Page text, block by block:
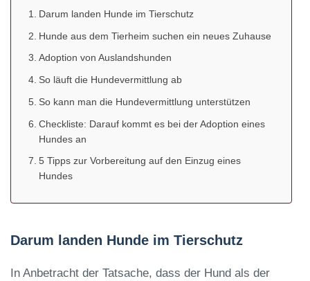
Darum landen Hunde im Tierschutz
Hunde aus dem Tierheim suchen ein neues Zuhause
Adoption von Auslandshunden
So läuft die Hundevermittlung ab
So kann man die Hundevermittlung unterstützen
Checkliste: Darauf kommt es bei der Adoption eines
Hundes an
5 Tipps zur Vorbereitung auf den Einzug eines
Hundes
Darum landen Hunde im Tierschutz
In Anbetracht der Tatsache, dass der Hund als der